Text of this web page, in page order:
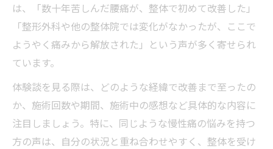
は、「数十年苦しんだ腰痛が、整体で初めて改善した」
「整形外科や他の整体院では変化がなかったが、ここで
ようやく痛みから解放された」という声が多く寄せられ
ています。
体験談を見る際は、どのような経緯で改善まで至ったの
か、施術回数や期間、施術中の感想など具体的な内容に
注目しましょう。特に、同じような慢性痛の悩みを持つ
方の声は、自分の状況と重ね合わせやすく、整体を受け